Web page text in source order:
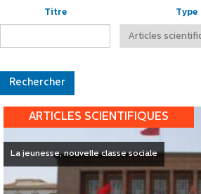
Titre Type
La jeunesse, nouvelle classe sociale
ARTICLES SCIENTIFIQUES